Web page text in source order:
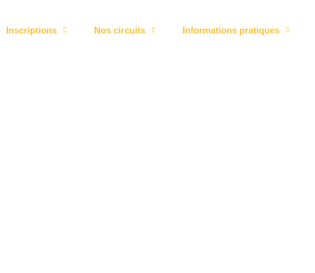
Inscriptions Nos circuits Informations pratiques